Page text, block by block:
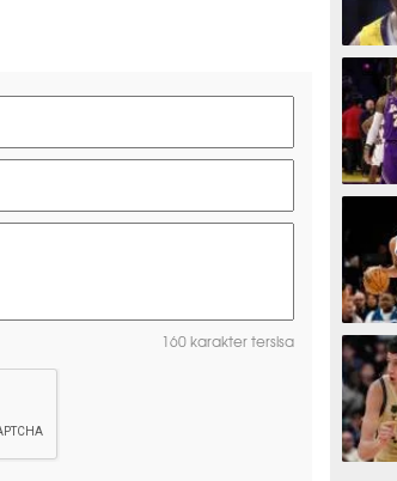
160 karakter tersisa
BASKET
BASKET
BASKET